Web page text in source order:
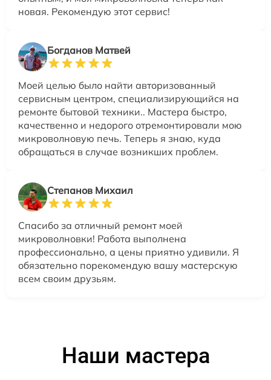
новая. Рекомендую этот сервис!
Богданов Матвей
Моей целью было найти авторизованный
сервисным центром, специализирующийся на
ремонте бытовой техники.. Мастера быстро,
качественно и недорого отремонтировали мою
микроволновую печь. Теперь я знаю, куда
обращаться в случае возникших проблем.
Степанов Михаил
Спасибо за отличный ремонт моей
микроволновки! Работа выполнена
профессионально, а цены приятно удивили. Я
обязательно порекомендую вашу мастерскую
всем своим друзьям.
Наши мастера